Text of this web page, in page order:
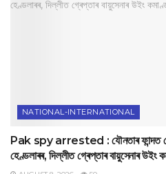
NATIONAL-INTERNATIONAL
Pak spy arrested : যৌনতাৰ ফান্দত
হেণ্ডলাৰৰ, দিল্লীত গ্ৰেপ্তাৰ বায়ুসেনাৰ উইং